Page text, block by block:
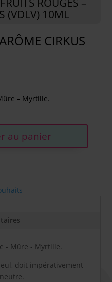
(VDLV) 10ML
CIRKUS
– Myrtille.
au panier
- Mûre - Myrtille.
doit impérativement